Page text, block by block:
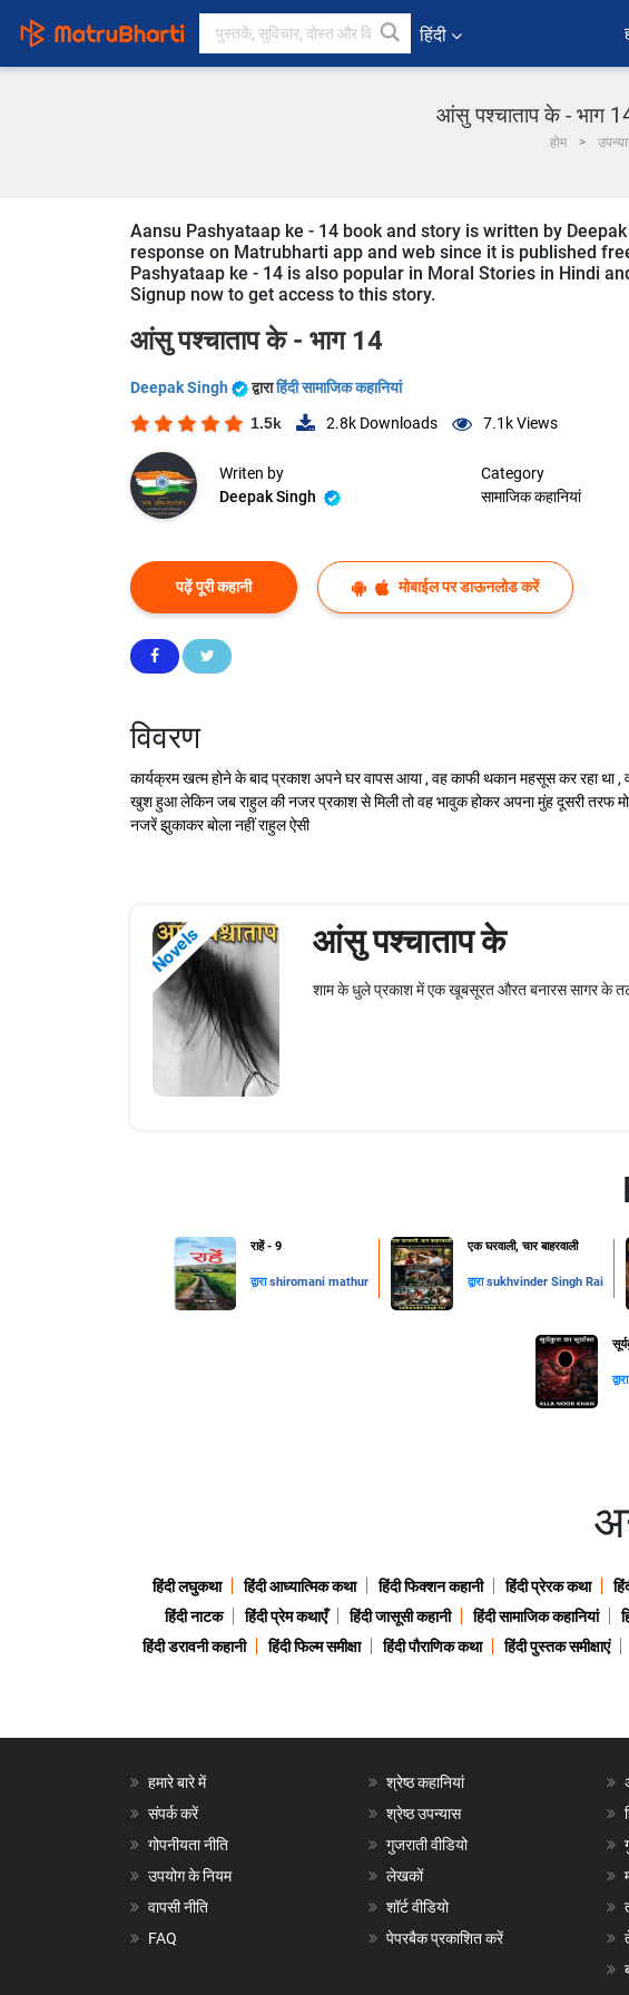
हिंदी
आंसु पश्चाताप के - भाग 14
होम
Aansu Pashyataap ke - 14 book and story is written by
response on Matrubharti app and web since it is published
Pashyataap ke - 14 is also popular in Moral Stories in Hindi
Signup now to get access to this story.
आंसु पश्चाताप के - भाग 14
Deepak Singh द्वाराहिंदी सामाजिक कहानियां
1.5k 2.8k Downloads 7.1kViews
Writen by
Deepak Singh
Category
सामाजिक कहानियां
पढ़ें पूरी कहानी मोबाईल पर डाऊनलोड करें
विवरण
कार्यक्रम खत्म होने के बाद प्रकाश अपने घर वापस आया , वह काफी थकान महसूस कर रहा
खुश हुआ लेकिन जब राहुल की नजर प्रकाश से मिली तो वह भावुक होकर अपना मुंह दूसरी
नजरें झुकाकर बोला नहीं राहुल ऐसी
Novels आंसु पश्चाताप के
शाम के धुले प्रकाश में एक खूबसूरत औरत बनारस सागर के तट
राहें - 9
द्वाराshiromani mathur
एक घरवाली, चार बाहरवाली
द्वाराsukhvinder Singh Rai
द्वारा
हिंदी लघुकथा हिंदी आध्यात्मिक कथा हिंदी फिक्शन कहानी हिंदी प्रेरक कथा
हिंदी नाटक
हिंदी प्रेम कथाएँ हिंदी जासूसी कहानी हिंदी सामाजिक कहानियां
हिंदी डरावनी कहानी
हिंदी फिल्म समीक्षा हिंदी पौराणिक कथा हिंदी पुस्तक समीक्षाएं
हमारे बारे में
संपर्क करें
गोपनीयता नीति
उपयोग के नियम
वापसी नीति
FAQ
श्रेष्ठ कहानियां
श्रेष्ठ उपन्यास
गुजराती वीडियो
लेखकों
शॉर्ट वीडियो
पेपरबैक प्रकाशित करें